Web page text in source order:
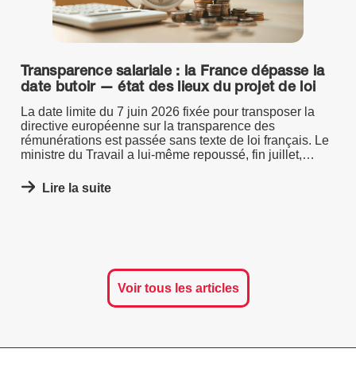
Transparence salariale : la France dépasse la
date butoir — état des lieux du projet de loi
La date limite du 7 juin 2026 fixée pour transposer la
directive européenne sur la transparence des
rémunérations est passée sans texte de loi français. Le
ministre du Travail a lui-même repoussé, fin juillet,
la fin de la mandature.
Lire la suite
Voir tous les articles